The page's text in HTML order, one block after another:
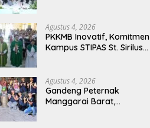
Organisasi
Agustus 4, 2026
PKKMB Inovatif, Komitmen
Kampus STIPAS St. Sirilus
Agustus 4, 2026
Gandeng Peternak
Manggarai Barat,